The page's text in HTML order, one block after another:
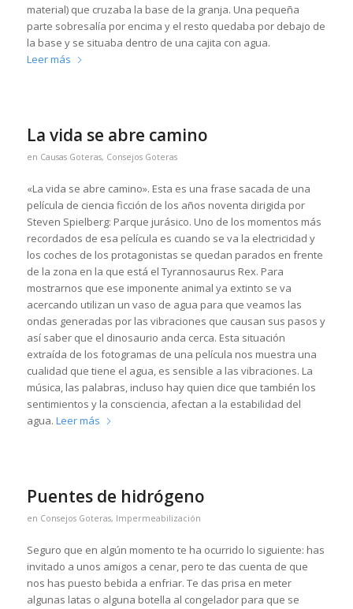
material) que cruzaba la base de la granja. Una pequeña
parte sobresalía por encima y el resto quedaba por debajo de
la base y se situaba dentro de una cajita con agua.
Leer más
La vida se abre camino
en Causas Goteras, Consejos Goteras
«La vida se abre camino». Esta es una frase sacada de una
película de ciencia ficción de los años noventa dirigida por
Steven Spielberg: Parque jurásico. Uno de los momentos más
recordados de esa película es cuando se va la electricidad y
los coches de los protagonistas se quedan parados en frente
de la zona en la que está el Tyrannosaurus Rex. Para
mostrarnos que ese imponente animal ya extinto se va
acercando utilizan un vaso de agua para que veamos las
ondas generadas por las vibraciones que causan sus pasos y
así saber que el dinosaurio anda cerca. Esta situación
extraída de los fotogramas de una película nos muestra una
cualidad que tiene el agua, es sensible a las vibraciones. La
música, las palabras, incluso hay quien dice que también los
sentimientos y la consciencia, afectan a la estabilidad del
agua. Leer más
Puentes de hidrógeno
en Consejos Goteras, Impermeabilización
Seguro que en algún momento te ha ocurrido lo siguiente: has
invitado a unos amigos a cenar, pero te das cuenta de que
nos has puesto bebida a enfriar. Te das prisa en meter
algunas latas o alguna botella al congelador para que se